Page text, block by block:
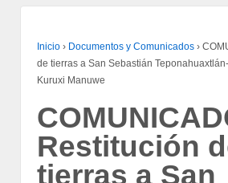
Inicio › Documentos y Comunicados ›
de tierras a San Sebastián
Kuruxi Manuwe
Restitución
tierras a San